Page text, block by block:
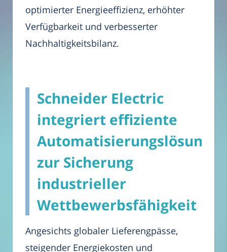
optimierter Energieeffizienz, erhöhter
Verfügbarkeit und verbesserter
Nachhaltigkeitsbilanz.
Schneider Electric
integriert effiziente
zur Sicherung
industrieller
Wettbewerbsfähigkeit
Angesichts globaler Lieferengpässe,
steigender Energiekosten und